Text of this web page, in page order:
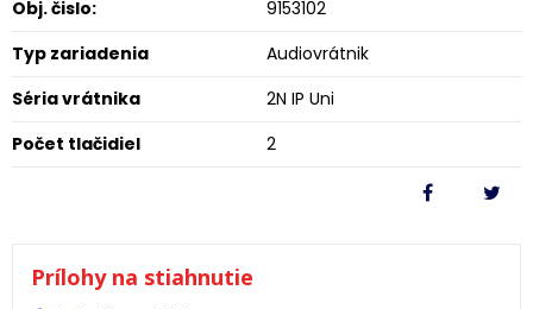
Obj. čislo:
9153102
Typ zariadenia
Audiovrátnik
Séria vrátnika
2N IP Uni
Počet tlačidiel
2
Prílohy na stiahnutie